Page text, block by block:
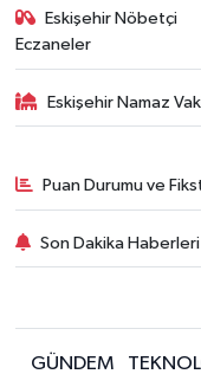
Eskişehir Nöbetçi
Eczaneler
Eskişehir Namaz
Puan Durumu ve
Son Dakika Haberleri
GÜNDEM